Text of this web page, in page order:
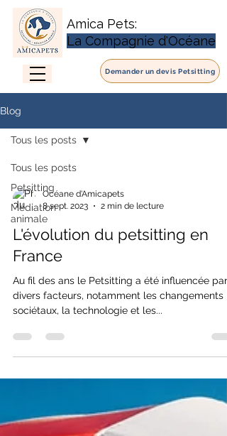
Demander un devis Petsitting
Amica Pets:
La Compagnie d'Océane
Blog
Tous les posts
Petsitting
Médiation
animale
Tous les posts
Océane d'Amicapets
8 sept. 2023
2 min de lecture
L'évolution du petsitting en
France
Au fil des ans le Petsitting a été influencée par
divers facteurs, notamment les changements
sociétaux, la technologie et les...